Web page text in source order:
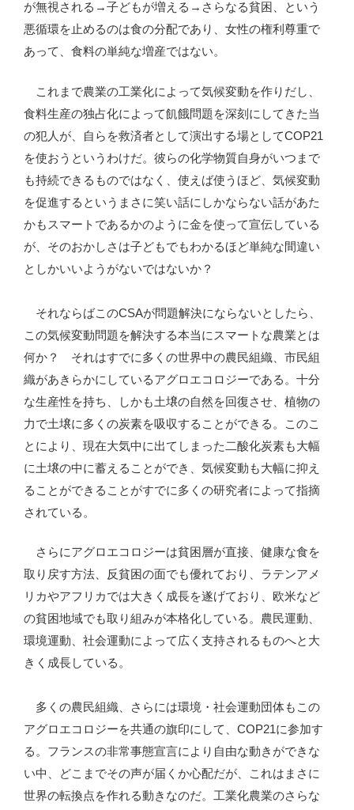
が無視される→子どもが増える→さらなる貧困、という
悪循環を止めるのは食の分配であり、女性の権利尊重で
あって、食料の単純な増産ではない。
これまで農業の工業化によって気候変動を作りだし、
食料生産の独占化によって飢餓問題を深刻にしてきた当
の犯人が、自らを救済者として演出する場としてCOP21
を使おうというわけだ。彼らの化学物質自身がいつまで
も持続できるものではなく、使えば使うほど、気候変動
を促進するというまさに笑い話にしかならない話があた
かもスマートであるかのように金を使って宣伝している
が、そのおかしさは子どもでもわかるほど単純な間違い
としかいいようがないではないか？
それならばこのCSAが問題解決にならないとしたら、
この気候変動問題を解決する本当にスマートな農業とは
何か？ それはすでに多くの世界中の農民組織、市民組
織があきらかにしているアグロエコロジーである。十分
な生産性を持ち、しかも土壌の自然を回復させ、植物の
力で土壌に多くの炭素を吸収することができる。このこ
とにより、現在大気中に出てしまった二酸化炭素も大幅
に土壌の中に蓄えることができ、気候変動も大幅に抑え
ることができることがすでに多くの研究者によって指摘
されている。
さらにアグロエコロジーは貧困層が直接、健康な食を
取り戻す方法、反貧困の面でも優れており、ラテンアメ
リカやアフリカでは大きく成長を遂げており、欧米など
の貧困地域でも取り組みが本格化している。農民運動、
環境運動、社会運動によって広く支持されるものへと大
きく成長している。
多くの農民組織、さらには環境・社会運動団体もこの
アグロエコロジーを共通の旗印にして、COP21に参加す
る。フランスの非常事態宣言により自由な動きができな
い中、どこまでその声が届くか心配だが、これはまさに
世界の転換点を作れる動きなのだ。工業化農業のさらな